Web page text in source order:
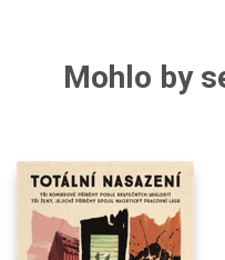
Mohlo by